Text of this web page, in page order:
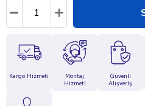
Kargo Hizmeti
Montaj
Hizmeti
Güvenli
Alışveriş